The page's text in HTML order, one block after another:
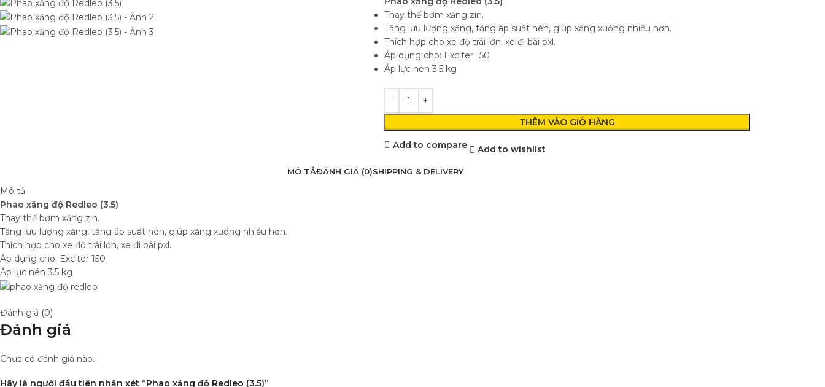
Thay thế bơm xăng zin.
Tăng lưu lượng xăng, tăng áp suất nén, giúp xăng xuống nhiều hơn.
Thích hợp cho xe độ trái lớn, xe đi bài pxl.
Áp dụng cho: Exciter 150
Áp lực nén 3.5 kg
THÊM VÀO GIỎ HÀNG
Add to compare Add to wishlist
MÔ TẢĐÁNH GIÁ (0)SHIPPING & DELIVERY
Mô tả
Phao xăng độ Redleo (3.5)
Thay thế bơm xăng zin.
Tăng lưu lượng xăng, tăng áp suất nén, giúp xăng xuống nhiều hơn.
Thích hợp cho xe độ trái lớn, xe đi bài pxl.
Áp dụng cho: Exciter 150
Áp lực nén 3.5 kg
Đánh giá (0)
Đánh giá
Chưa có đánh giá nào.
Hãy là người đầu tiên nhận xét “Phao xăng độ Redleo (3.5)”